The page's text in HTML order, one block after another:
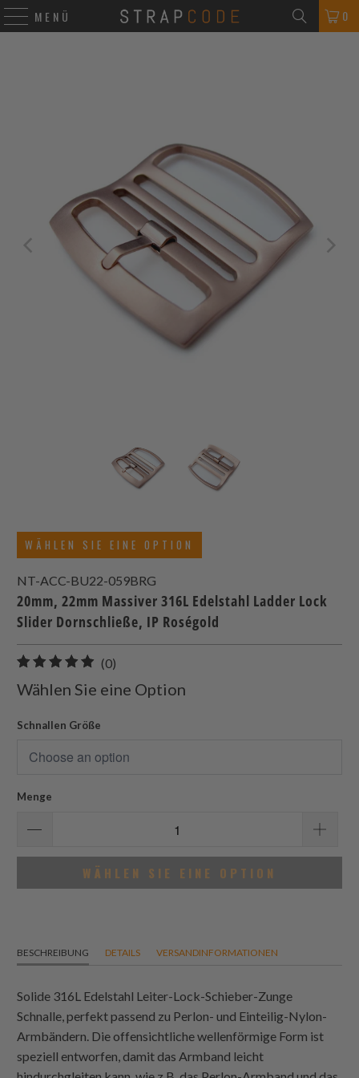
MENÜ 0
WÄHLEN SIE EINE OPTION
NT-ACC-BU22-059BRG
20mm, 22mm Massiver 316L Edelstahl Ladder Lock
Slider Dornschließe, IP Roségold
(0)
gesamt
Bewertungen
Wählen Sie eine Option
Schnallen Größe
Menge
WÄHLEN SIE EINE OPTION
BESCHREIBUNG DETAILS VERSANDINFORMATIONEN
Solide 316L Edelstahl Leiter-Lock-Schieber-Zunge
Schnalle, perfekt passend zu Perlon- und Einteilig-Nylon-
Armbändern. Die offensichtliche wellenförmige Form ist
speziell entworfen, damit das Armband leicht